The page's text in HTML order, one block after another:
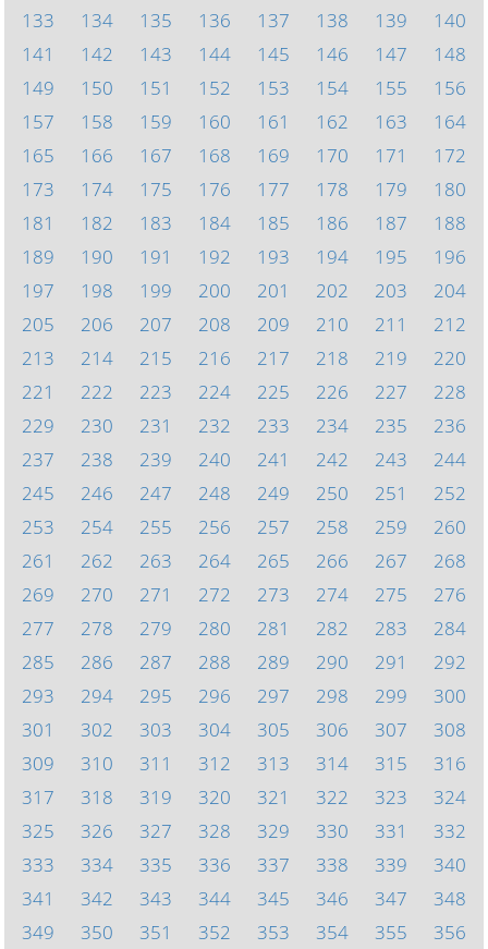
133
134 135 136 137 138 139
140
141
142 143 144 145 146 147
148
149
150 151 152 153 154 155
156
157
158 159 160 161 162 163
164
165
166 167 168 169 170 171
172
173
174 175 176 177 178 179
180
181
182 183 184 185 186 187
188
189
190 191 192 193 194 195
196
197
198 199 200 201 202 203
204
205
206 207 208 209 210 211
212
213
214 215 216 217 218 219
220
221
222 223 224 225 226 227
228
229
230 231 232 233 234 235
236
237
238 239 240 241 242 243
244
245
246 247 248 249 250 251
252
253
254 255 256 257 258 259
260
261
262 263 264 265 266 267
268
269
270 271 272 273 274 275
276
277
278 279 280 281 282 283
284
285
286 287 288 289 290 291
292
293
294 295 296 297 298 299
300
301
302 303 304 305 306 307
308
309
310 311 312 313 314 315
316
317
318 319 320 321 322 323
324
325
326 327 328 329 330 331
332
333
334 335 336 337 338 339
340
341
342 343 344 345 346 347
348
349
350 351 352 353 354 355 356